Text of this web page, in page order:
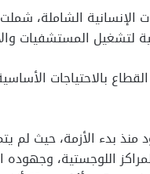
من المساعدات الإنسانية
لتشغيل المستشفيات
بالاحتياجات
منذ بدء الأزمة، حيث لم
اللوجستية، وجهوده